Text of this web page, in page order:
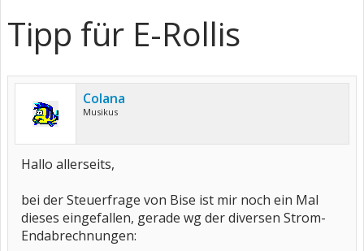
Tipp für E-Rollis
Colana
Musikus
Hallo allerseits,
bei der Steuerfrage von Bise ist mir noch ein Mal
dieses eingefallen, gerade wg der diversen Strom-
Endabrechnungen: